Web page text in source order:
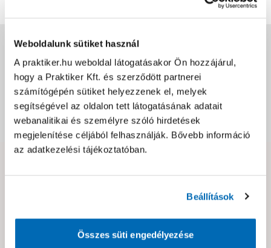
Weboldalunk sütiket használ
A praktiker.hu weboldal látogatásakor Ön hozzájárul,
hogy a Praktiker Kft. és szerződött partnerei
számítógépén sütiket helyezzenek el, melyek
segítségével az oldalon tett látogatásának adatait
webanalitikai és személyre szóló hirdetések
megjelenítése céljából felhasználják. Bővebb információ
az adatkezelési tájékoztatóban.
Beállítások
Összes süti engedélyezése
Jótállás, szavatosság
Csomagolási és súly információk
Dokumentumok, felelős személy
Neked ajánljuk!